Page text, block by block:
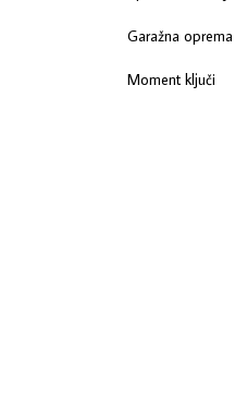
Garažna oprema
Moment ključi